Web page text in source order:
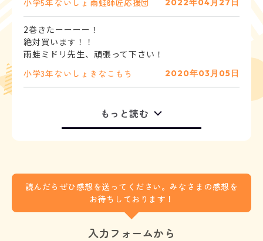
小学5年 ないしょ 雨蛙師匠応援団 2022年04月27日
2巻きたーーーー！
絶対買います！！
雨蛙ミドリ先生、頑張って下さい！
小学3年 ないしょ きなこもち 2020年03月05日
もっと読む
読んだらぜひ感想を送ってください。みなさまの感想を
お待ちしております！
入力フォームから